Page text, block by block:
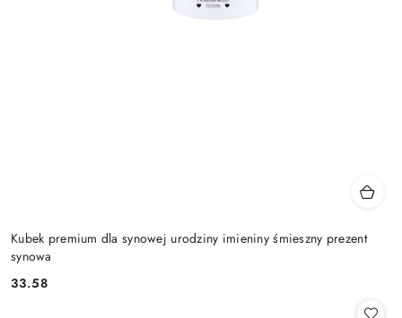
Kubek premium dla synowej urodziny imieniny śmieszny prezent
synowa
Cena:
33.58